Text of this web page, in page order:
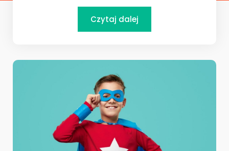
Czytaj dalej